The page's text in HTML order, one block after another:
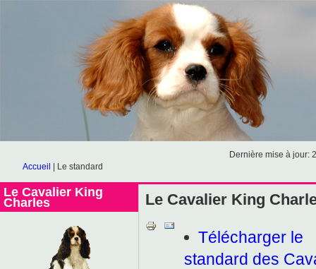
Accueil Le standard
Dernière mise à jour:
Le Cavalier King
Charles Le Cavalier King
Télécharger le
standard des